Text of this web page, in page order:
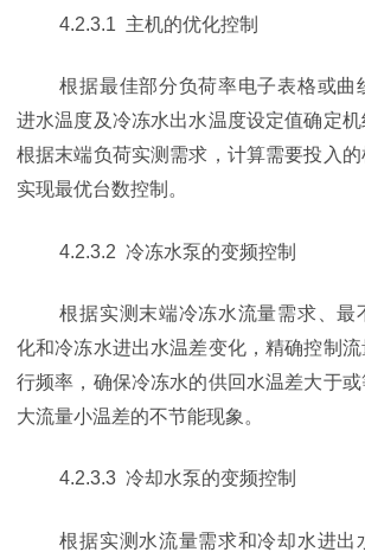
4.2.3.1 主机的优化控制
根据最佳部分负荷率电子表格或曲
进水温度及冷冻水出水温度设定值确定机
根据末端负荷实测需求，计算需要投入的
实现最优台数控制。
4.2.3.2 冷冻水泵的变频控制
根据实测末端冷冻水流量需求、最
化和冷冻水进出水温差变化，精确控制
行频率，确保冷冻水的供回水温差大于
大流量小温差的不节能现象。
4.2.3.3 冷却水泵的变频控制
根据实测水流量需求和冷却水进出